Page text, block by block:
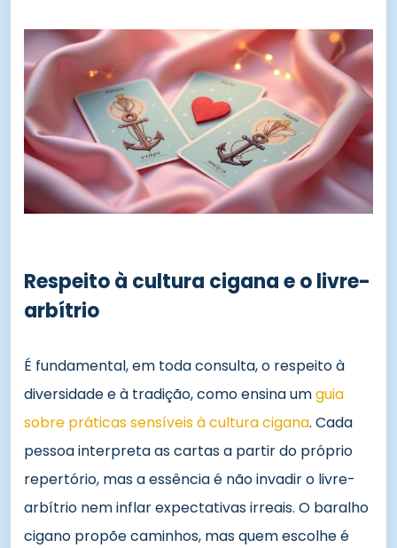
Respeito à cultura cigana e o livre-
arbítrio
É fundamental, em toda consulta, o respeito à
diversidade e à tradição, como ensina umguia
sobre práticas sensíveis à cultura cigana. Cada
pessoa interpreta as cartas a partir do próprio
repertório, mas a essência é não invadir o livre-
arbítrio nem inflar expectativas irreais. O baralho
cigano propõe caminhos, mas quem escolhe é